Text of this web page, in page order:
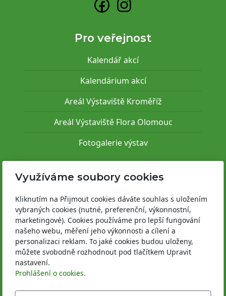
Pro veřejnost
Kalendář akcí
Kalendárium akcí
Areál Výstaviště Kroměříž
Areál Výstaviště Flora Olomouc
Fotogalerie výstav
Pro vystavovatele
Informace k akcím
Areál Výstaviště Kroměříž
Areál Výstaviště Flora Olomouc
Provozně bezpečnostní předpisy
Registrace vystavovatele
Využíváme soubory cookies
Kliknutím na Přijmout cookies dáváte souhlas s uložením
vybraných cookies (nutné, preferenční, výkonnostní,
marketingové). Cookies používáme pro lepší fungování
našeho webu, měření jeho výkonnosti a cílení a
personalizaci reklam. To jaké cookies budou uloženy,
můžete svobodně rozhodnout pod tlačítkem Upravit
nastavení.
Prohlášení o cookies.